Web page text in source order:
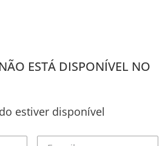
ESTÁ DISPONÍVEL NO
estiver disponível